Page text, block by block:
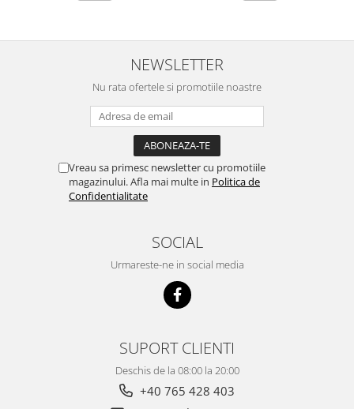
NEWSLETTER
Nu rata ofertele si promotiile noastre
Vreau sa primesc newsletter cu promotiile
magazinului. Afla mai multe in Politica de
Confidentialitate
SOCIAL
Urmareste-ne in social media
SUPORT CLIENTI
Deschis de la 08:00 la 20:00
+40 765 428 403